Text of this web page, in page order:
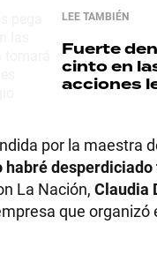
LEE TAMBIÉN
Fuerte
cinto en
acciones
por la maestra
habré
La Nación, Claudia
que